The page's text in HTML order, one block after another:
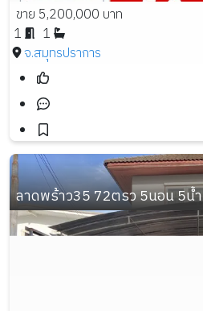
ขาย 5,200,000 บาท
1
1
จ.สมุทรปราการ
ลาดพร้าว35 72ตรว 5นอน 5น้ำ